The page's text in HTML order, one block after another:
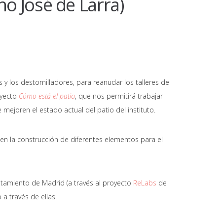
los destornilladores, para reanudar los talleres de
Cómo está el patio, que nos permitirá trabajar
el estado actual del patio del instituto.
la construcción de diferentes elementos para el
de Madrid (a través al proyecto ReLabs de
través de ellas.